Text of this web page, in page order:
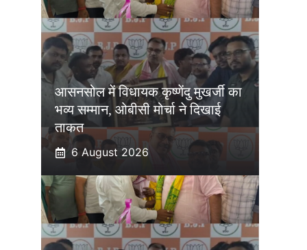
आसनसोल में विधायक कृष्णेंदु मुखर्जी का
भव्य सम्मान, ओबीसी मोर्चा ने दिखाई
ताकत
6 August 2026